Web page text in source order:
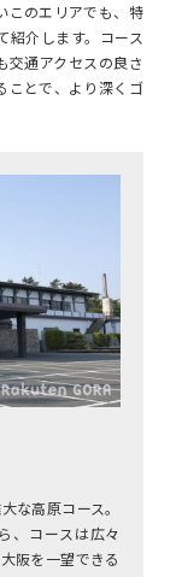
このエリアでも、特
紹介します。コース
交通アクセスの良さ
ことで、より深くゴ
な高原コース。
、コースは広々
阪を一望できる